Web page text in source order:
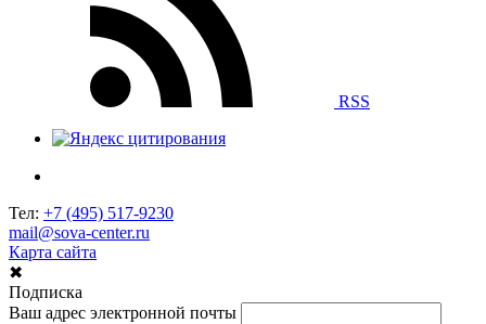
RSS
Тел: +7 (495) 517-9230
mail@sova-center.ru
Карта сайта
✖
Подписка
Ваш адрес электронной почты